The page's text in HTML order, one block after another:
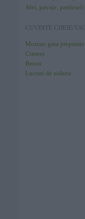
Alei, pavaje,
CUVINTE CHEIE/
Mortare gata preparate
Ciment
Beton
Lucrari de zidarie